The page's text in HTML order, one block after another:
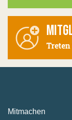
Mitmachen